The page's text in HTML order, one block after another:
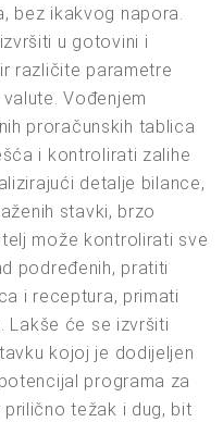
bez ikakvog napora.
u gotovini i
različite parametre
Vođenjem
proračunskih tablica
i kontrolirati zalihe
detalje bilance,
stavki, brzo
može kontrolirati sve
podređenih, pratiti
i receptura, primati
Lakše će se izvršiti
kojoj je dodijeljen
programa za
težak i dug, bit